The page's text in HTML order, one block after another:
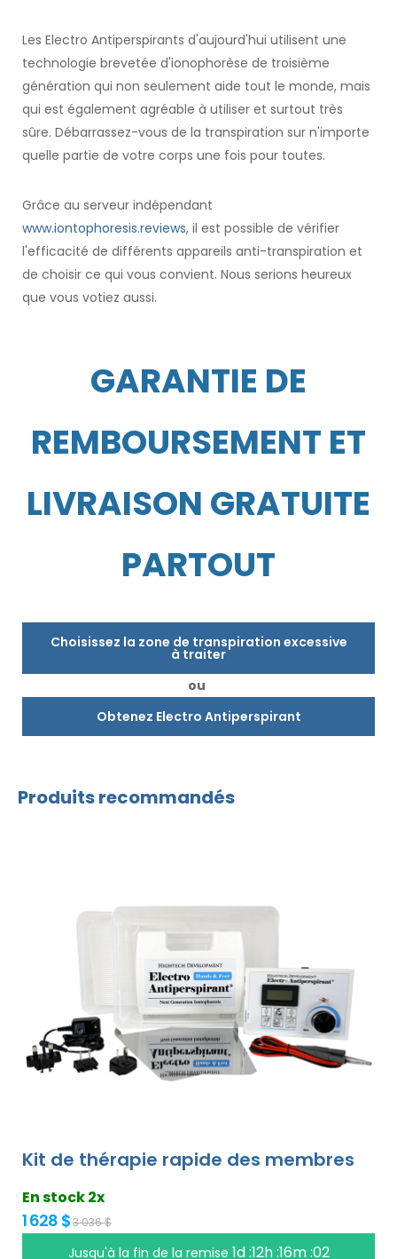
Les Electro Antiperspirants d'aujourd'hui utilisent une
technologie brevetée d'ionophorèse de troisième
génération qui non seulement aide tout le monde, mais
qui est également agréable à utiliser et surtout très
sûre. Débarrassez-vous de la transpiration sur n'importe
quelle partie de votre corps une fois pour toutes.
Grâce au serveur indépendant
www.iontophoresis.reviews, il est possible de vérifier
l'efficacité de différents appareils anti-transpiration et
de choisir ce qui vous convient. Nous serions heureux
que vous votiez aussi.
GARANTIE DE
REMBOURSEMENT ET
LIVRAISON GRATUITE
PARTOUT
Choisissez la zone de transpiration excessive
à traiter
ou
Obtenez Electro Antiperspirant
Produits recommandés
Kit de thérapie rapide des membres
En stock 2x
1 628 $3 036 $
Jusqu'à la fin de la remise1d :12h :16m :01